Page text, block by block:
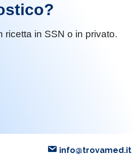
ricetta in SSN o in privato.
info@trovamed.it